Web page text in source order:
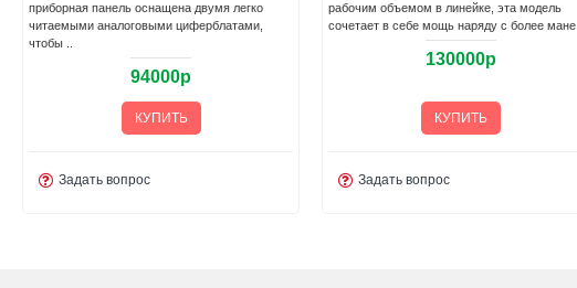
приборная панель оснащена двумя легко
читаемыми аналоговыми циферблатами,
чтобы ..
94000р
КУПИТЬ
Задать вопрос
рабочим объемом в линейке, эта модель
сочетает в себе мощь наряду с более мане..
130000р
КУПИТЬ
Задать вопрос